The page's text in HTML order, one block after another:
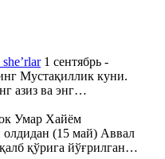
1 сентябрь -
Мустақиллик куни.
азиз ва энг…
Умар Хайём
олдидан (15 май) Аввал
қўрига йўғрилган…